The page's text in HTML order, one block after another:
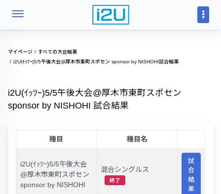
マイページ
すべての大会結果
i2U(ｲｯﾂｰ)5/5午後大会@厚木市東町スポセン sponsor by NISHOHI試合結果
i2U(ｲｯﾂｰ)5/5午後大会@厚木市東町スポセン
sponsor by NISHOHI 試合結果
種目 種目名
i2U(ｲｯﾂｰ)5/5午後大会
@厚木市東町スポセン
sponsor by NISHOHI
混合シングルス
終了
試
合
結
果